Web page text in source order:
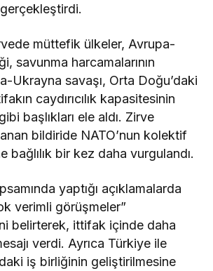
müttefik ülkeler, Avrupa-
savunma harcamalarının
Ukrayna savaşı, Orta Doğu’daki
caydırıcılık kapasitesinin
başlıkları ele aldı. Zirve
bildiride NATO’nun kolektif
bağlılık bir kez daha vurgulandı.
yaptığı açıklamalarda
verimli görüşmeler”
belirterek, ittifak içinde daha
verdi. Ayrıca Türkiye ile
iş birliğinin geliştirilmesine